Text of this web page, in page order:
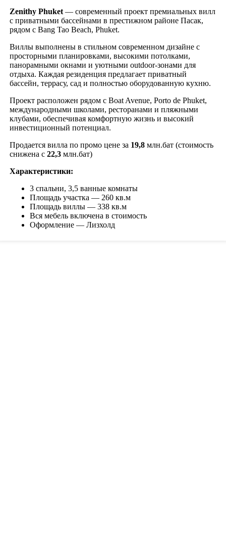
Zenithy Phuket — современный проект премиальных вилл
с приватными бассейнами в престижном районе Пасак,
рядом с Bang Tao Beach, Phuket.
Виллы выполнены в стильном современном дизайне с
просторными планировками, высокими потолками,
панорамными окнами и уютными outdoor-зонами для
отдыха. Каждая резиденция предлагает приватный
бассейн, террасу, сад и полностью оборудованную кухню.
Проект расположен рядом с Boat Avenue, Porto de Phuket,
международными школами, ресторанами и пляжными
клубами, обеспечивая комфортную жизнь и высокий
инвестиционный потенциал.
Продается вилла по промо цене за 19,8 млн.бат (стоимость
снижена с 22,3 млн.бат)
Характеристики:
3 спальни, 3,5 ванные комнаты
Площадь участка — 260 кв.м
Площадь виллы — 338 кв.м
Вся мебель включена в стоимость
Оформление — Лизхолд